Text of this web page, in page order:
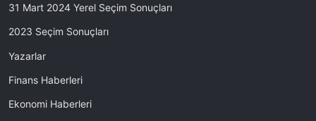
31 Mart 2024 Yerel Seçim Sonuçları
2023 Seçim Sonuçları
Yazarlar
Finans Haberleri
Ekonomi Haberleri